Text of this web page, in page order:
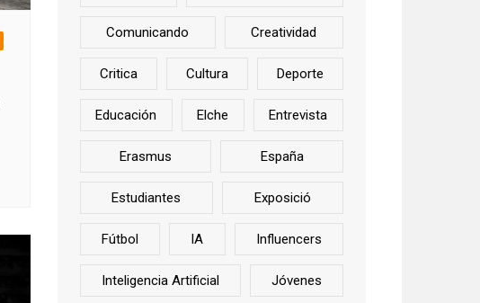
Comunicando Creatividad
Critica Cultura Deporte
Educación Elche Entrevista
Erasmus España
Estudiantes Exposició
Fútbol IA Influencers
Inteligencia Artificial Jóvenes